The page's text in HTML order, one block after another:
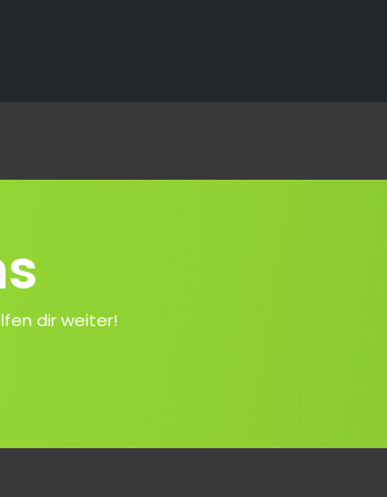
dir weiter!